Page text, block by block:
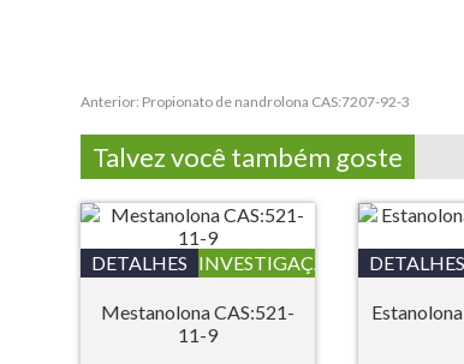
Anterior: Propionato de nandrolona CAS:7207-92-3
Talvez você também goste
DETALHES INVESTIGAÇÃO
Mestanolona CAS:521-
11-9
DETALHES